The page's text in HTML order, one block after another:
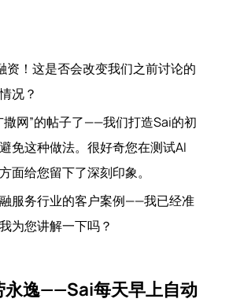
资！这是否会改变我们之前讨论的
况？
撒网”的帖子了——我们打造Sai的初
免这种做法。很好奇您在测试AI
面给您留下了深刻印象。
服务行业的客户案例——我已经准
为您讲解一下吗？
永逸——Sai每天早上自动